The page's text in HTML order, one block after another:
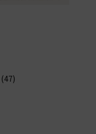
(47)